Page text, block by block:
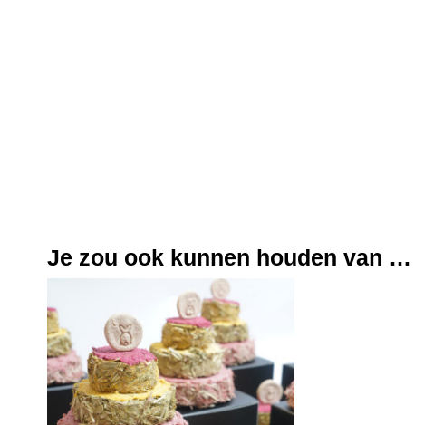
Je zou ook kunnen houden van …